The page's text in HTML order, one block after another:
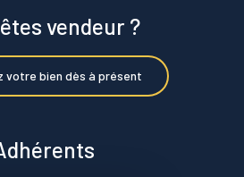
vendeur ?
votre bien dès à présent